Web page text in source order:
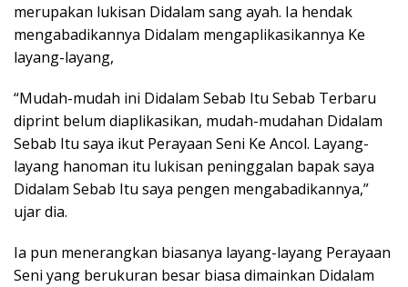
merupakan lukisan Didalam sang ayah. Ia hendak
mengabadikannya Didalam mengaplikasikannya Ke
layang-layang,
“Mudah-mudah ini Didalam Sebab Itu Sebab Terbaru
diprint belum diaplikasikan, mudah-mudahan Didalam
Sebab Itu saya ikut Perayaan Seni Ke Ancol. Layang-
layang hanoman itu lukisan peninggalan bapak saya
Didalam Sebab Itu saya pengen mengabadikannya,”
ujar dia.
Ia pun menerangkan biasanya layang-layang Perayaan
Seni yang berukuran besar biasa dimainkan Didalam